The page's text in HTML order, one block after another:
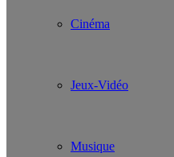
Cinéma
Jeux-Vidéo
Musique